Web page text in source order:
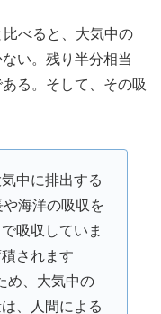
べると、大気中の
い。残り半分相当
る。そして、その吸
中に排出する
海洋の吸収を
吸収していま
されます
め、大気中の
、人間による